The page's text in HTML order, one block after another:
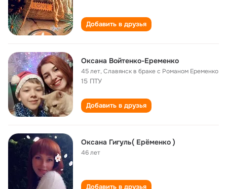
Добавить в друзья
Оксана Войтенко-Еременко
45 лет,Славянск в браке с Романом Еременко
15 ПТУ
Добавить в друзья
Оксана Гигуль( Ерёменко )
46 лет
Добавить в друзья